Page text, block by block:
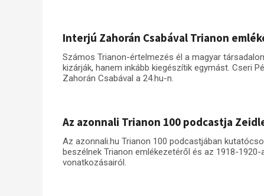
Interjú Zahorán Csabával Trianon
Számos Trianon-értelmezés él a magyar
kizárják, hanem inkább kiegészítik egymást. Cseri
Zahorán Csabával a 24.hu-n.
Az azonnali Trianon 100 podcastja
Az azonnali.hu Trianon 100 podcastjában
beszélnek Trianon emlékezetéről és az 1918-
vonatkozásairól.